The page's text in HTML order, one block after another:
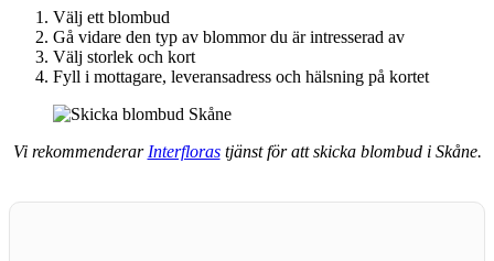
Välj ett blombud
Gå vidare den typ av blommor du är intresserad av
Välj storlek och kort
Fyll i mottagare, leveransadress och hälsning på kortet
Vi rekommenderar Interflorastjänst för att skicka blombud i Skåne.